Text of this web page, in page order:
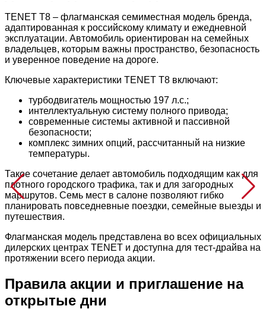
TENET T8 – флагманская семиместная модель бренда,
адаптированная к российскому климату и ежедневной
эксплуатации. Автомобиль ориентирован на семейных
владельцев, которым важны пространство, безопасность
и уверенное поведение на дороге.
Ключевые характеристики TENET T8 включают:
турбодвигатель мощностью 197 л.с.;
интеллектуальную систему полного привода;
современные системы активной и пассивной
безопасности;
комплекс зимних опций, рассчитанный на низкие
температуры.
Такое сочетание делает автомобиль подходящим как для
плотного городского трафика, так и для загородных
маршрутов. Семь мест в салоне позволяют гибко
планировать повседневные поездки, семейные выезды и
путешествия.
Флагманская модель представлена во всех официальных
дилерских центрах TENET и доступна для тест-драйва на
протяжении всего периода акции.
Правила акции и приглашение на
открытые дни